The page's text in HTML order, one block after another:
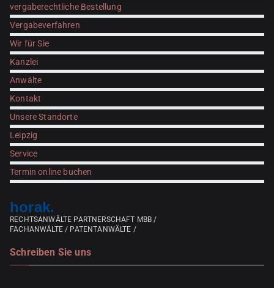
vergaberechtliche Bestellung
Vergabeverfahren
Wir für Sie
Kanzlei
Anwälte
Kontakt
Unsere Standorte
Leipzig
Service
Termin online buchen
horak.
RECHTSANWÄLTE PARTNERSCHAFT MBB /
FACHANWÄLTE / PATENTANWÄLTE /
Schreiben Sie uns